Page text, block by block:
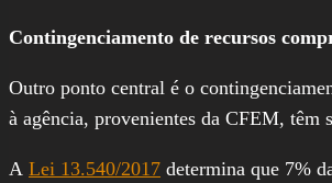
Contingenciamento de recursos
Outro ponto central é o
à agência, provenientes da CFEM, têm
A Lei 13.540/2017 determina que 7%